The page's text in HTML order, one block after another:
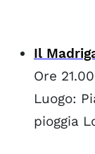
Il
Ore
Luogo:
pioggia